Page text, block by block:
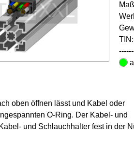
TIN:
oben öffnen lässt und Kabel oder
O-Ring. Der Kabel- und
und Schlauchhalter fest in der